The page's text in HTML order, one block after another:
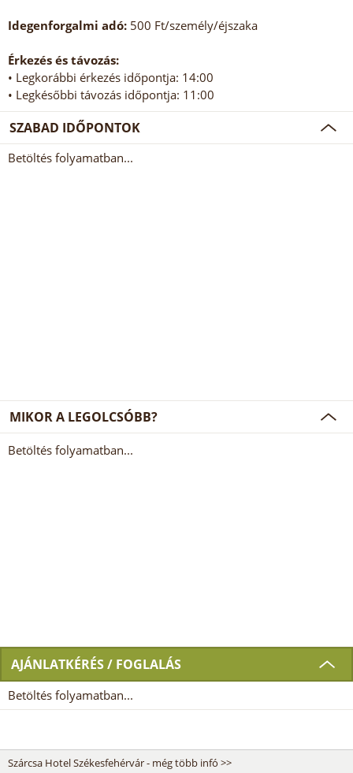
Idegenforgalmi adó: 500 Ft/személy/éjszaka
Érkezés és távozás:
• Legkorábbi érkezés időpontja: 14:00
• Legkésőbbi távozás időpontja: 11:00
SZABAD IDŐPONTOK
Betöltés folyamatban...
MIKOR A LEGOLCSÓBB?
Betöltés folyamatban...
AJÁNLATKÉRÉS / FOGLALÁS
Betöltés folyamatban...
Szárcsa Hotel Székesfehérvár - még több infó >>